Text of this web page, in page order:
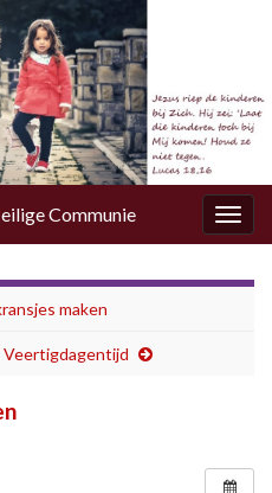
Communie
maken